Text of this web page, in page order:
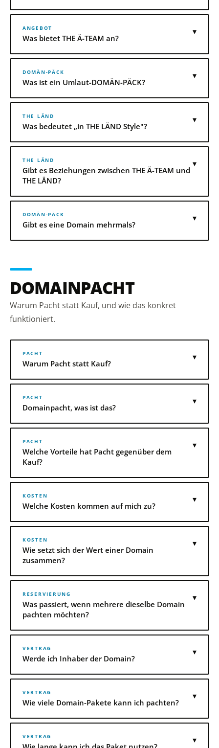
ANGEBOT
Was bietet THE Ä-TEAM an?
▾
DOMÄN-PÄCK
Was ist ein Umlaut-DOMÄN-PÄCK?
▾
THE LÄND
Was bedeutet „in THE LÄND Style"?
▾
THE LÄND
Gibt es Beziehungen zwischen THE Ä-TEAM und
THE LÄND?
▾
DOMÄN-PÄCK
Gibt es eine Domain mehrmals?
▾
DOMAINPACHT
Warum Pacht statt Kauf, und wie das konkret
funktioniert.
PACHT
Warum Pacht statt Kauf?
▾
PACHT
Domainpacht, was ist das?
▾
PACHT
Welche Vorteile hat Pacht gegenüber dem
Kauf?
▾
KOSTEN
Welche Kosten kommen auf mich zu?
▾
KOSTEN
Wie setzt sich der Wert einer Domain
zusammen?
▾
RESERVIERUNG
Was passiert, wenn mehrere dieselbe Domain
pachten möchten?
▾
VERTRAG
Werde ich Inhaber der Domain?
▾
VERTRAG
Wie viele Domain-Pakete kann ich pachten?
▾
VERTRAG ▾